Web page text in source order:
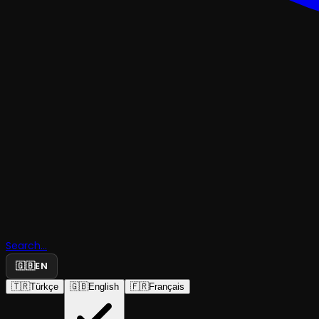
Search...
🇬🇧EN
🇹🇷Türkçe 🇬🇧English 🇫🇷Français
Bella